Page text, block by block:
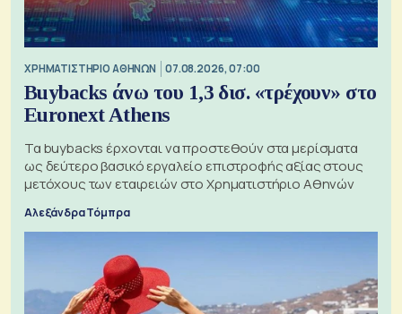
XΡΗΜΑΤΙΣΤΗΡΙΟ ΑΘΗΝΩΝ 07.08.2026, 07:00
Buybacks άνω του 1,3 δισ. «τρέχουν» στο
Euronext Athens
Τα buybacks έρχονται να προστεθούν στα μερίσματα
ως δεύτερο βασικό εργαλείο επιστροφής αξίας στους
μετόχους των εταιρειών στο Χρηματιστήριο Αθηνών
Αλεξάνδρα Τόμπρα